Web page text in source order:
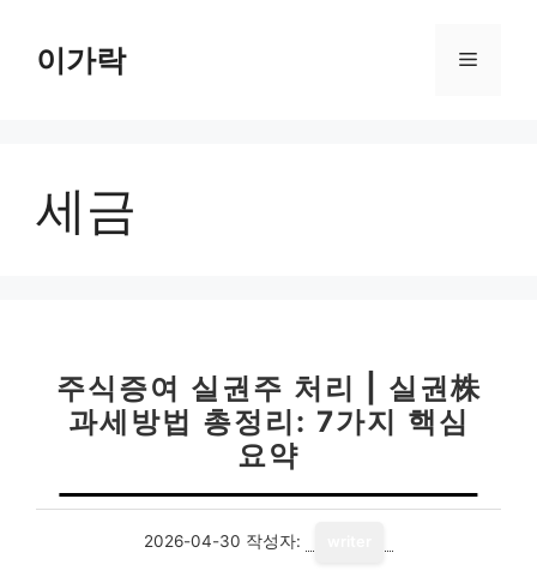
이가락 메
세금
주식증여 실권주 처리 | 실권株
과세방법 총정리: 7가지 핵심
요약
2026-04-30 작성자: